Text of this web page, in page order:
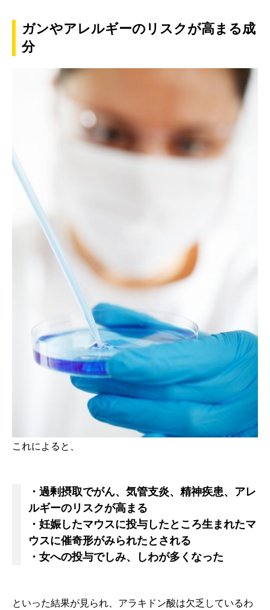
ガンやアレルギーのリスクが高まる成
分
これによると、
・過剰摂取でがん、気管支炎、精神疾患、アレ
ルギーのリスクが高まる
・妊娠したマウスに投与したところ生まれたマ
ウスに催奇形がみられたとされる
・女への投与でしみ、しわが多くなった
といった結果が見られ、アラキドン酸は欠乏しているわ